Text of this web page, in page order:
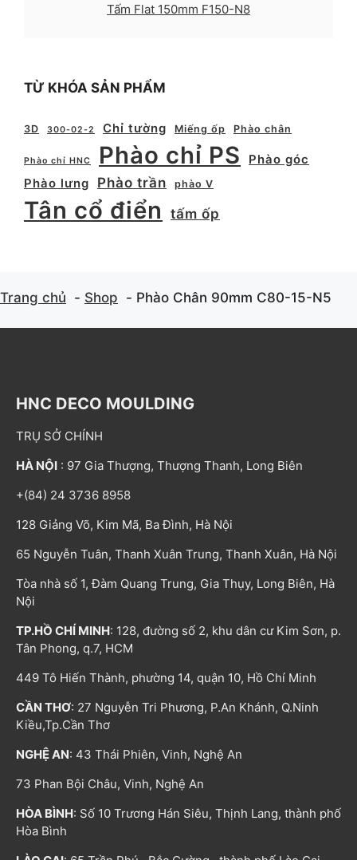
Tấm Flat 150mm F150-N8
TỪ KHÓA SẢN PHẨM
3D 300-02-2 Chỉ tường Miếng ốp Phào chân
Phào chỉ HNC Phào chỉ PS
Phào góc
Phào lưng
Phào trần phào V
Tân cổ điển tấm ốp
Trang chủ Shop Phào Chân 90mm C80-15-N5
HNC DECO MOULDING
TRỤ SỞ CHÍNH
HÀ NỘI : 97 Gia Thượng, Thượng Thanh, Long Biên
+(84) 24 3736 8958
128 Giảng Võ, Kim Mã, Ba Đình, Hà Nội
65 Nguyễn Tuân, Thanh Xuân Trung, Thanh Xuân, Hà Nội
Tòa nhà số 1, Đàm Quang Trung, Gia Thụy, Long Biên, Hà
Nội
TP.HỒ CHÍ MINH: 128, đường số 2, khu dân cư Kim Sơn, p.
Tân Phong, q.7, HCM
449 Tô Hiến Thành, phường 14, quận 10, Hồ Chí Minh
CẦN THƠ: 27 Nguyễn Tri Phương, P.An Khánh, Q.Ninh
Kiều,Tp.Cần Thơ
NGHỆ AN: 43 Thái Phiên, Vinh, Nghệ An
73 Phan Bội Châu, Vinh, Nghệ An
HÒA BÌNH: Số 10 Trương Hán Siêu, Thịnh Lang, thành phố
Hòa Bình